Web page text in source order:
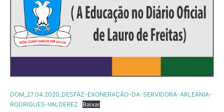
DOM_27.04.2020_DESFAZ-EXONERAÇÃO-DA-SERVIDORA-ARLEANIA-
RODRIGUES-VALDEREZ
Baixar